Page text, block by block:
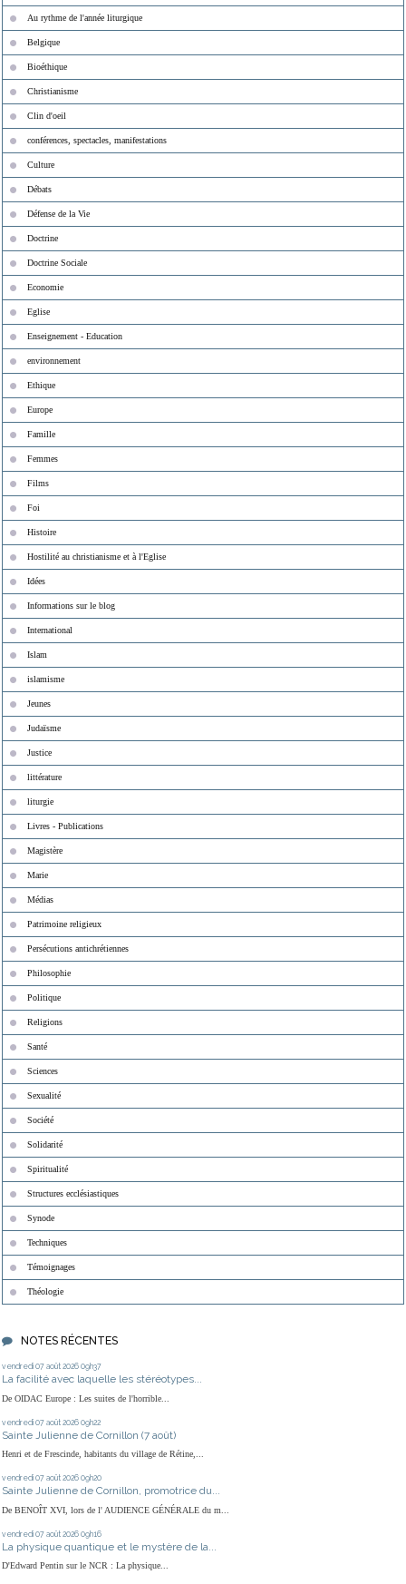
Au rythme de l'année liturgique
Belgique
Bioéthique
Christianisme
Clin d'oeil
conférences, spectacles, manifestations
Culture
Débats
Défense de la Vie
Doctrine
Doctrine Sociale
Economie
Eglise
Enseignement - Education
environnement
Ethique
Europe
Famille
Femmes
Films
Foi
Histoire
Hostilité au christianisme et à l'Eglise
Idées
Informations sur le blog
International
Islam
islamisme
Jeunes
Judaïsme
Justice
littérature
liturgie
Livres - Publications
Magistère
Marie
Médias
Patrimoine religieux
Persécutions antichrétiennes
Philosophie
Politique
Religions
Santé
Sciences
Sexualité
Société
Solidarité
Spiritualité
Structures ecclésiastiques
Synode
Techniques
Témoignages
Théologie
NOTES RÉCENTES
vendredi 07 août 2026 09h37
La facilité avec laquelle les stéréotypes...
De OIDAC Europe : Les suites de l'horrible...
vendredi 07 août 2026 09h22
Sainte Julienne de Cornillon (7 août)
Henri et de Frescinde, habitants du village de Rétine,...
vendredi 07 août 2026 09h20
Sainte Julienne de Cornillon, promotrice du...
De BENOÎT XVI, lors de l' AUDIENCE GÉNÉRALE du m...
vendredi 07 août 2026 09h16
La physique quantique et le mystère de la...
D'Edward Pentin sur le NCR : La physique...